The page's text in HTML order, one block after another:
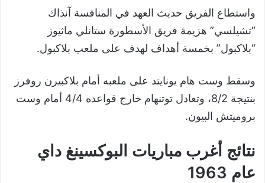
واستطاع الفريق حديث العهد في المنافسة آنذاك
“تشيلسي” هزيمة فريق الأسطورة ستانلي ماثيوز
“بلاكبول” بخمسة أهداف لهدف على ملعب بلاكبول.
وسقط وست هام يونايتد على ملعبه أمام بلاكبيرن روفرز
بنتيجة 8/2، وتعادل توتنهام خارج قواعده 4/4 أمام وست
بروميتش البيون.
نتائج أغرب مباريات البوكسينغ داي
عام 1963